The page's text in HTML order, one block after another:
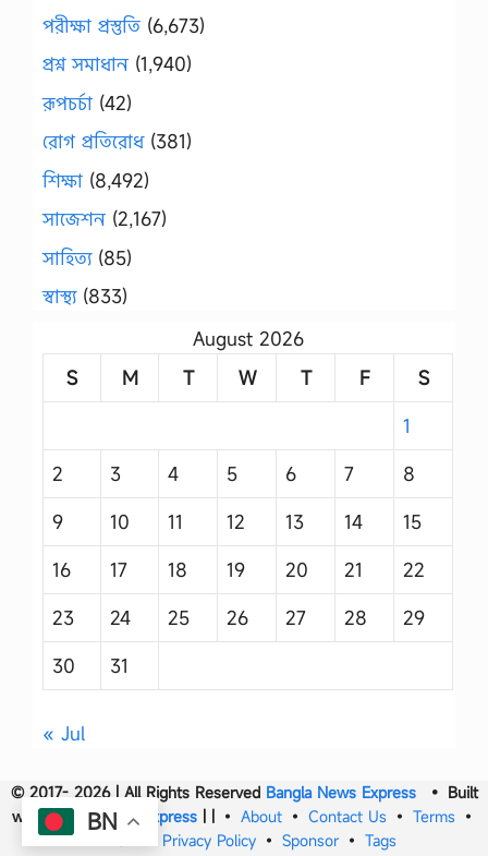
পরীক্ষা প্রস্তুতি (6,673)
প্রশ্ন সমাধান (1,940)
রূপচর্চা (42)
রোগ প্রতিরোধ(381)
শিক্ষা (8,492)
সাজেশন (2,167)
সাহিত্য(85)
স্বাস্থ্য(833)
August 2026
S
M T W T F
S
1
2
3 4 5 6 7
8
9
10 11 12 13 14
15
16
17 18 19 20 21
22
23
24 25 26 27 28
29
30
31
« Jul
© 2017- 2026 | All Rights Reserved Bangla News Express• Built
withBangla News Express | | • About • Contact Us • Terms •
Privacy Policy • Sponsor • Tags
BN